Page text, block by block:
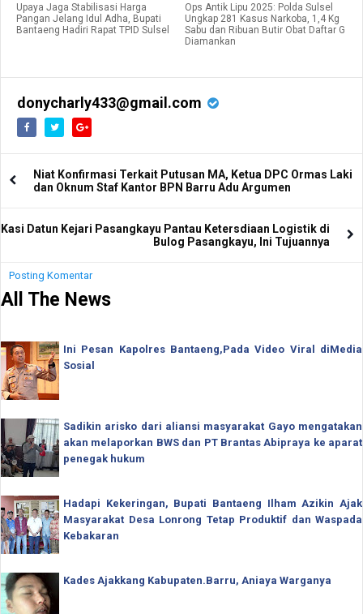
Upaya Jaga Stabilisasi Harga
Pangan Jelang Idul Adha, Bupati
Bantaeng Hadiri Rapat TPID Sulsel
Ops Antik Lipu 2025: Polda Sulsel
Ungkap 281 Kasus Narkoba, 1,4 Kg
Sabu dan Ribuan Butir Obat Daftar G
Diamankan
donycharly433@gmail.com
Niat Konfirmasi Terkait Putusan MA, Ketua DPC Ormas Laki
dan Oknum Staf Kantor BPN Barru Adu Argumen
Kasi Datun Kejari Pasangkayu Pantau Ketersdiaan Logistik di
Bulog Pasangkayu, Ini Tujuannya
Posting Komentar
All The News
Ini Pesan Kapolres Bantaeng,Pada Video Viral diMedia
Sosial
Sadikin arisko dari aliansi masyarakat Gayo mengatakan
akan melaporkan BWS dan PT Brantas Abipraya ke aparat
penegak hukum
Hadapi Kekeringan, Bupati Bantaeng Ilham Azikin Ajak
Masyarakat Desa Lonrong Tetap Produktif dan Waspada
Kebakaran
Kades Ajakkang Kabupaten.Barru, Aniaya Warganya